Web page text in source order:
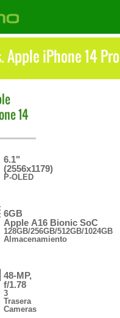
Apple iPhone 14 Pro
14
6.1"
(2556x1179)
P-OLED
6GB
Apple A16 Bionic SoC
128GB/256GB/512GB/1024GB
Almacenamiento
48-MP,
f/1.78
3
Trasera
Cameras